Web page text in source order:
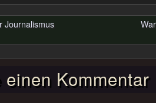
Journalismus
Kommentar